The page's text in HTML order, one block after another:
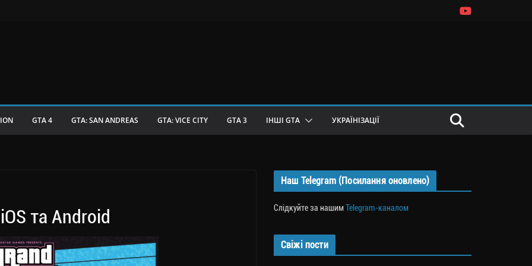
GTA 4 GTA: SAN ANDREAS GTA: VICE CITY GTA 3 ІНШІ GTA УКРАЇНІЗАЦІЇ
та Android
Наш Telegram (Посилання оновлено)
Слідкуйте за нашимTelegram-каналом
Свіжі пости